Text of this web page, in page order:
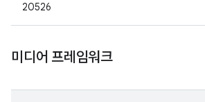
20526
미디어 프레임워크